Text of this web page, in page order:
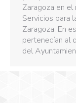
Zaragoza en
Servicios para
Zaragoza. En
pertenecían al
del